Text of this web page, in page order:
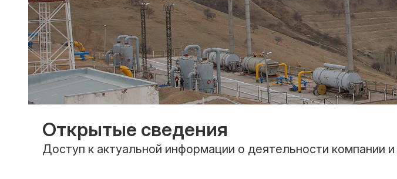
Открытые сведения
Доступ к актуальной информации о деятельности компании